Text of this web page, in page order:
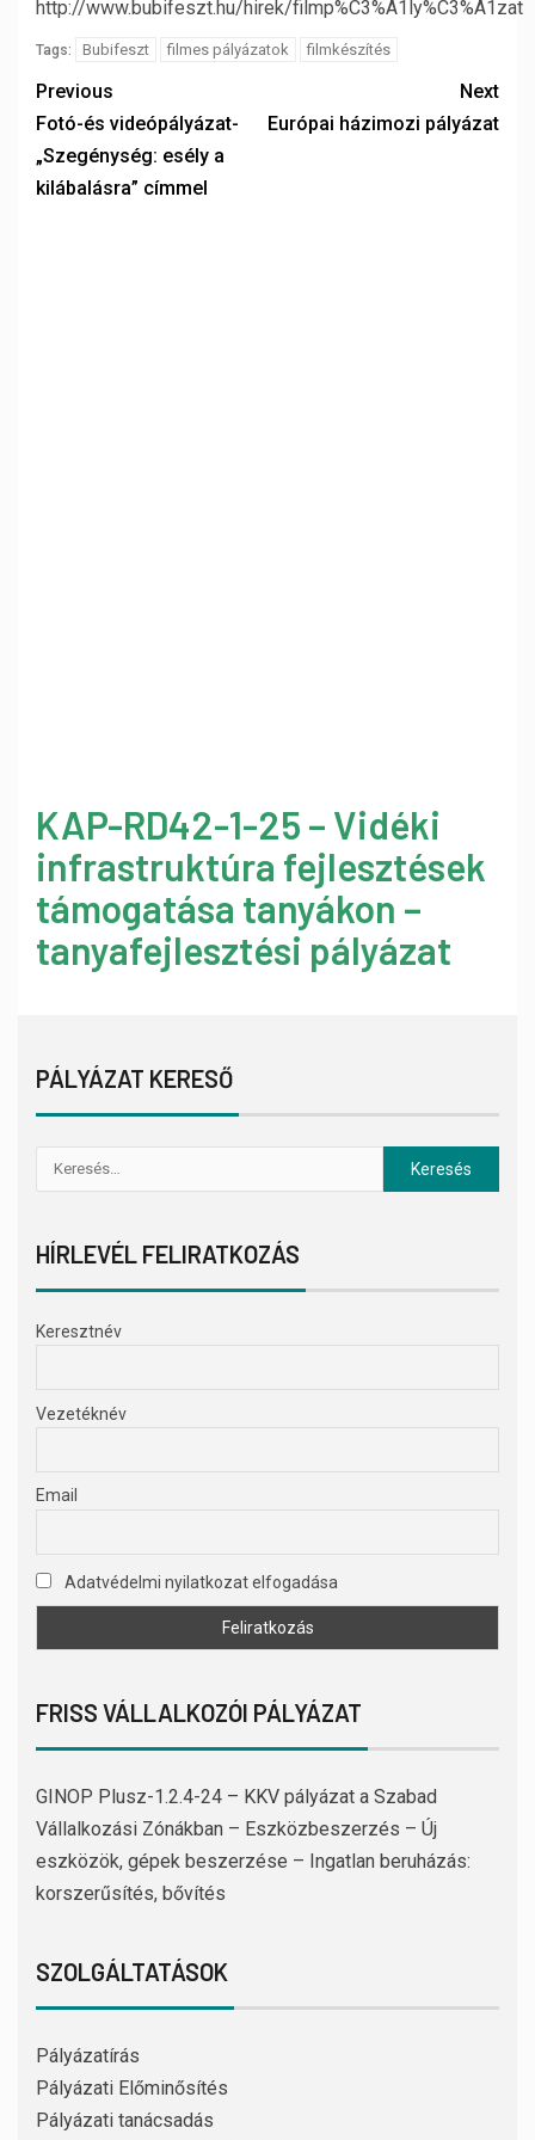
http://www.bubifeszt.hu/hirek/filmp%C3%A1ly%C3%A1zat
Tags: Bubifeszt filmes pályázatok filmkészítés
Previous
Fotó-és videópályázat-
„Szegénység: esély a
kilábalásra” címmel
Next
Európai házimozi pályázat
KAP-RD42-1-25 – Vidéki
infrastruktúra fejlesztések
támogatása tanyákon –
tanyafejlesztési pályázat
PÁLYÁZAT KERESŐ
HÍRLEVÉL FELIRATKOZÁS
Keresztnév
Vezetéknév
Email
Adatvédelmi nyilatkozat elfogadása
FRISS VÁLLALKOZÓI PÁLYÁZAT
GINOP Plusz-1.2.4-24 – KKV pályázat a Szabad
Vállalkozási Zónákban – Eszközbeszerzés – Új
eszközök, gépek beszerzése – Ingatlan beruházás:
korszerűsítés, bővítés
SZOLGÁLTATÁSOK
Pályázatírás
Pályázati Előminősítés
Pályázati tanácsadás